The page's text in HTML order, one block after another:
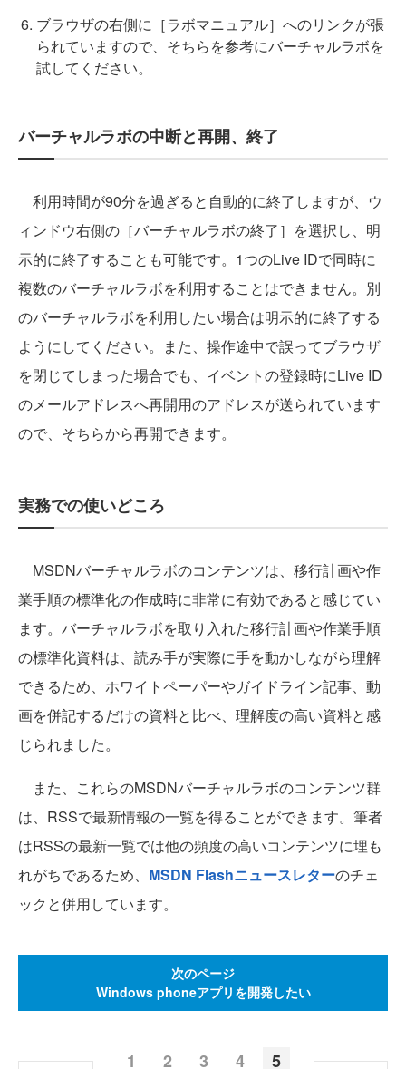
ブラウザの右側に［ラボマニュアル］へのリンクが張
られていますので、そちらを参考にバーチャルラボを
試してください。
バーチャルラボの中断と再開、終了
利用時間が90分を過ぎると自動的に終了しますが、ウ
ィンドウ右側の［バーチャルラボの終了］を選択し、明
示的に終了することも可能です。1つのLive IDで同時に
複数のバーチャルラボを利用することはできません。別
のバーチャルラボを利用したい場合は明示的に終了する
ようにしてください。また、操作途中で誤ってブラウザ
を閉じてしまった場合でも、イベントの登録時にLive ID
のメールアドレスへ再開用のアドレスが送られています
ので、そちらから再開できます。
実務での使いどころ
MSDNバーチャルラボのコンテンツは、移行計画や作
業手順の標準化の作成時に非常に有効であると感じてい
ます。バーチャルラボを取り入れた移行計画や作業手順
の標準化資料は、読み手が実際に手を動かしながら理解
できるため、ホワイトペーパーやガイドライン記事、動
画を併記するだけの資料と比べ、理解度の高い資料と感
じられました。
また、これらのMSDNバーチャルラボのコンテンツ群
は、RSSで最新情報の一覧を得ることができます。筆者
はRSSの最新一覧では他の頻度の高いコンテンツに埋も
れがちであるため、 MSDN Flashニュースレターのチェ
ックと併用しています。
次のページ
Windows phoneアプリを開発したい
1 2 3 4 5